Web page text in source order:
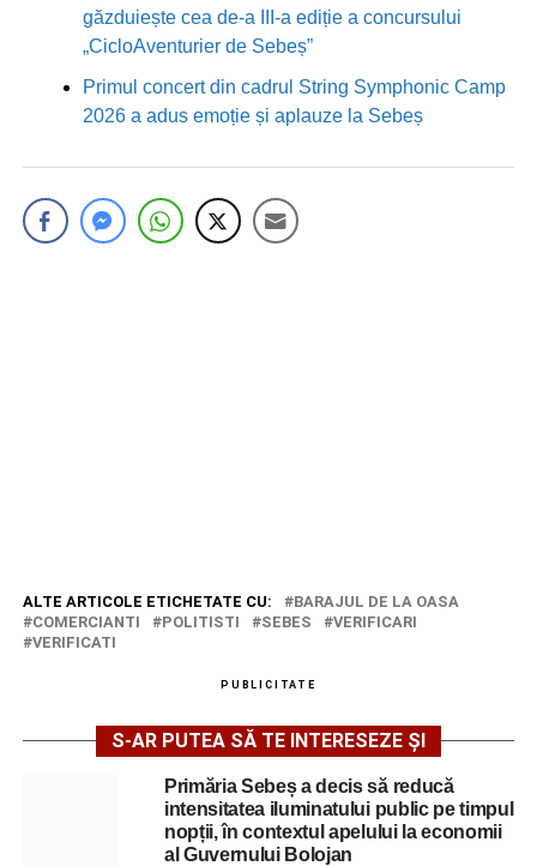
găzduiește cea de-a III-a ediție a concursului
„CicloAventurier de Sebeș”
Primul concert din cadrul String Symphonic Camp
2026 a adus emoție și aplauze la Sebeș
ALTE ARTICOLE ETICHETATE CU:
BARAJUL DE LA OASA
COMERCIANTI
POLITISTI SEBES
VERIFICARI
VERIFICATI
PUBLICITATE
S-AR PUTEA SĂ TE INTERESEZE ȘI
Primăria Sebeș a decis să reducă
intensitatea iluminatului public pe timpul
nopții, în contextul apelului la economii
al Guvernului Bolojan